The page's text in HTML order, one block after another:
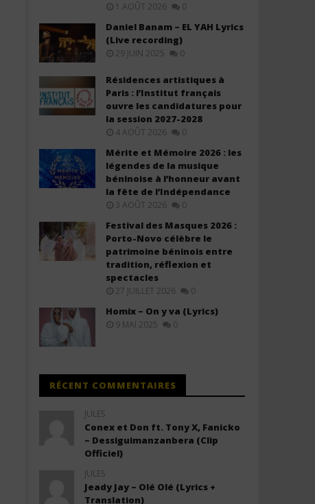
1 AOÛT 2026 0
Daniel Banam – EL YAH Lyrics
(Live recording)
29 JUIN 2025 0
Résidences artistiques à
Paris : l’Institut français
ouvre les candidatures pour
la session 2027-2028
4 AOÛT 2026 0
Mérite et Mémoire 2026 : les
légendes de la musique
béninoise à l’honneur avant
la fête de l’Indépendance
3 AOÛT 2026 0
Festival des Masques 2026 :
Porto-Novo célèbre le
patrimoine béninois entre
tradition, réflexion et
spectacles
27 JUILLET 2026 0
Homix – On y va (Lyrics)
9 MAI 2025 0
RÉCENT COMMENTAIRES
JULES
Conex et Don ft. Tony X, Fanicko
– Dessiguimanzanbera (Clip
Officiel)
JULES
Jeady Jay – Olé Olé (Lyrics +
Translation)